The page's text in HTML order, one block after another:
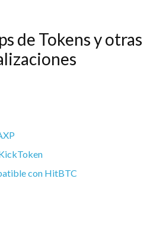
de Tokens y otras
con HitBTC